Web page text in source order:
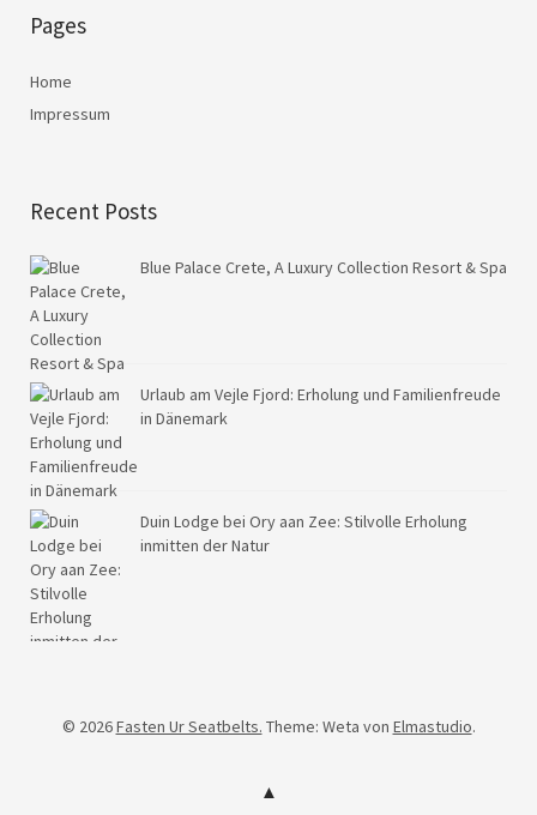
Pages
Home
Impressum
Recent Posts
Blue Palace Crete, A Luxury Collection Resort & Spa
Urlaub am Vejle Fjord: Erholung und Familienfreude
in Dänemark
Duin Lodge bei Ory aan Zee: Stilvolle Erholung
inmitten der Natur
© 2026Fasten Ur Seatbelts. Theme: Weta von Elmastudio.